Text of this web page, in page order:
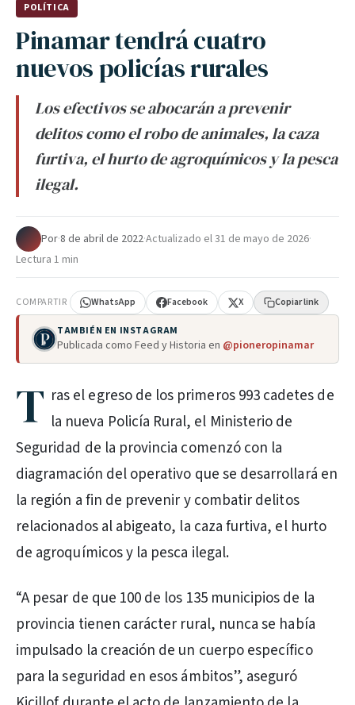
POLÍTICA
Pinamar tendrá cuatro
nuevos policías rurales
Los efectivos se abocarán a prevenir
delitos como el robo de animales, la caza
furtiva, el hurto de agroquímicos y la pesca
ilegal.
Por·8 de abril de 2022·Actualizado el31 de mayo de 2026·
Lectura 1 min
COMPARTIR WhatsApp Facebook X Copiar link
TAMBIÉN EN INSTAGRAM
Publicada como Feed y Historia en @pioneropinamar
T ras el egreso de los primeros 993 cadetes de
la nueva Policía Rural, el Ministerio de
Seguridad de la provincia comenzó con la
diagramación del operativo que se desarrollará en
la región a fin de prevenir y combatir delitos
relacionados al abigeato, la caza furtiva, el hurto
de agroquímicos y la pesca ilegal.
“A pesar de que 100 de los 135 municipios de la
provincia tienen carácter rural, nunca se había
impulsado la creación de un cuerpo específico
para la seguridad en esos ámbitos”, aseguró